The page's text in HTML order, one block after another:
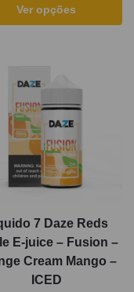
Ver opções
7 Daze Reds
E-juice – Fusion –
Cream Mango –
ICED